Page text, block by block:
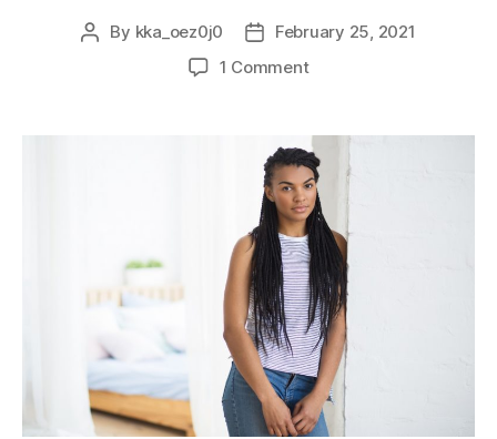
By kka_oez0j0
February 25, 2021
1 Comment